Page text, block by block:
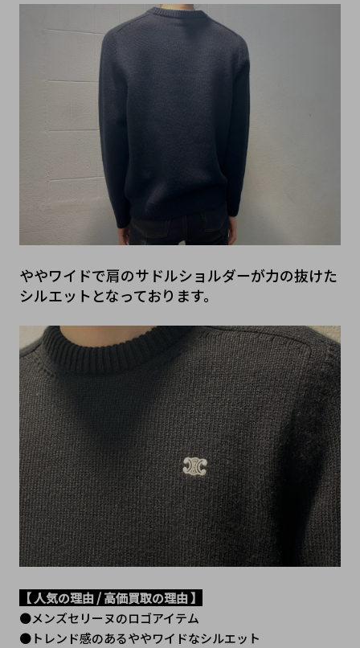
ややワイドで肩のサドルショルダーが力の抜けた
シルエットとなっております。
【 人気の理由 / 高価買取の理由 】
●メンズセリーヌのロゴアイテム
●トレンド感のあるややワイドなシルエット